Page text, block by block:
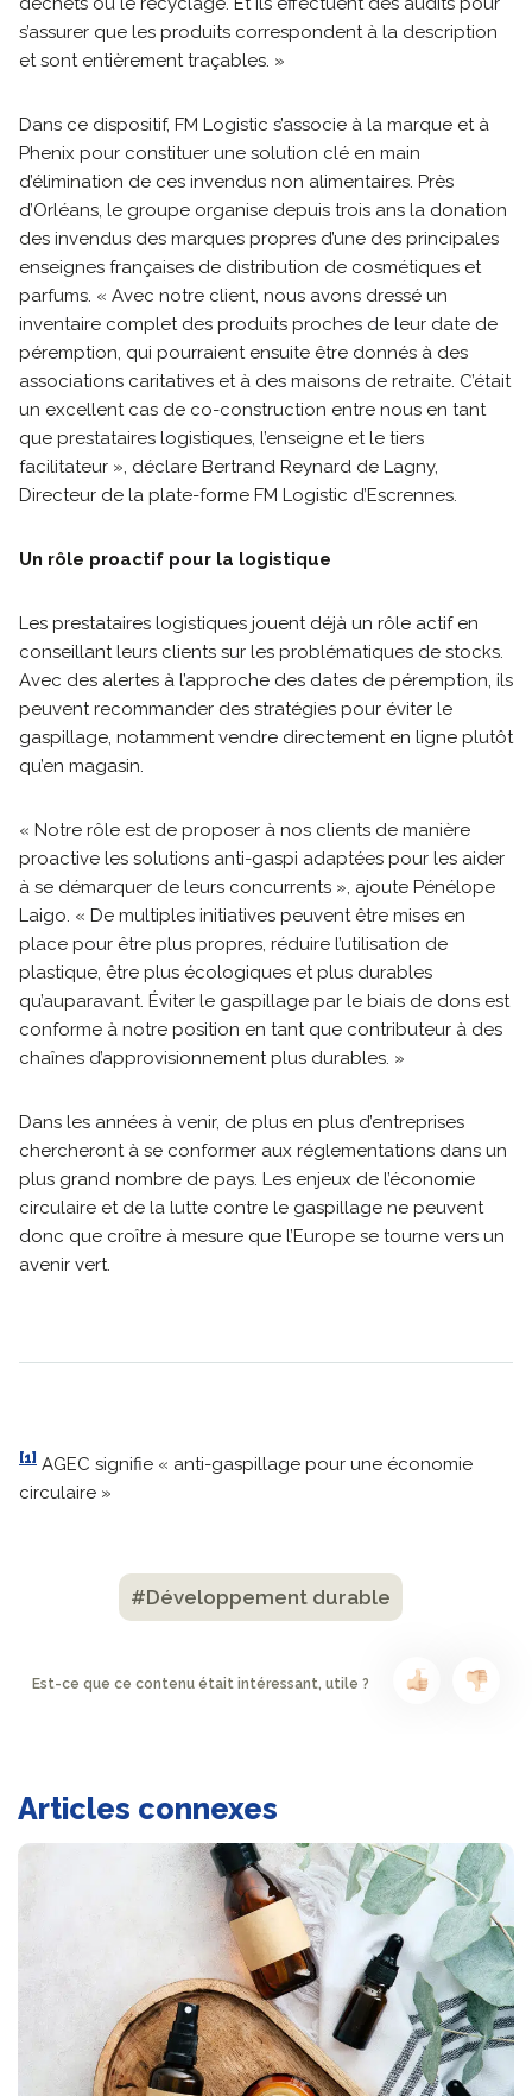
s’assurer que les produits correspondent à la description
et sont entièrement traçables. »
Dans ce dispositif, FM Logistic s’associe à la marque et à
Phenix pour constituer une solution clé en main
d’élimination de ces invendus non alimentaires. Près
d’Orléans, le groupe organise depuis trois ans la donation
des invendus des marques propres d’une des principales
enseignes françaises de distribution de cosmétiques et
parfums. « Avec notre client, nous avons dressé un
inventaire complet des produits proches de leur date de
péremption, qui pourraient ensuite être donnés à des
associations caritatives et à des maisons de retraite. C’était
un excellent cas de co-construction entre nous en tant
que prestataires logistiques, l’enseigne et le tiers
facilitateur », déclare Bertrand Reynard de Lagny,
Directeur de la plate-forme FM Logistic d’Escrennes.
Un rôle proactif pour la logistique
Les prestataires logistiques jouent déjà un rôle actif en
conseillant leurs clients sur les problématiques de stocks.
Avec des alertes à l’approche des dates de péremption, ils
peuvent recommander des stratégies pour éviter le
gaspillage, notamment vendre directement en ligne plutôt
qu’en magasin.
« Notre rôle est de proposer à nos clients de manière
proactive les solutions anti-gaspi adaptées pour les aider
à se démarquer de leurs concurrents », ajoute Pénélope
Laigo. « De multiples initiatives peuvent être mises en
place pour être plus propres, réduire l’utilisation de
plastique, être plus écologiques et plus durables
qu’auparavant. Éviter le gaspillage par le biais de dons est
conforme à notre position en tant que contributeur à des
chaînes d’approvisionnement plus durables. »
Dans les années à venir, de plus en plus d’entreprises
chercheront à se conformer aux réglementations dans un
plus grand nombre de pays. Les enjeux de l’économie
circulaire et de la lutte contre le gaspillage ne peuvent
donc que croître à mesure que l’Europe se tourne vers un
avenir vert.
[1] AGEC signifie « anti-gaspillage pour une économie
circulaire »
#Développement durable
Est-ce que ce contenu était intéressant, utile ?
Articles connexes